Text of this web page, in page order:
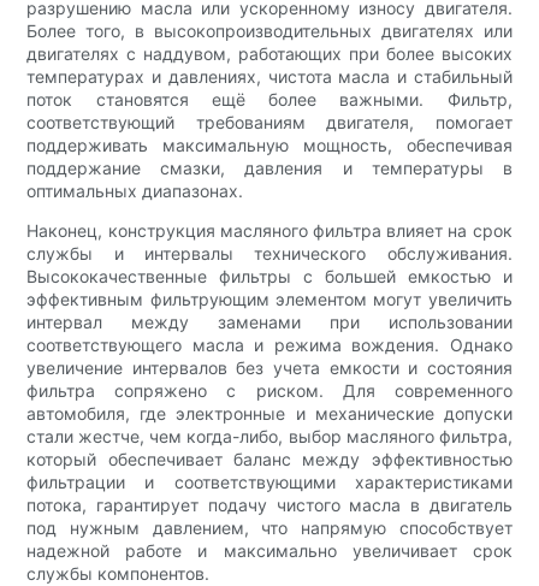
разрушению масла или ускоренному износу двигателя.
Более того, в высокопроизводительных двигателях или
двигателях с наддувом, работающих при более высоких
температурах и давлениях, чистота масла и стабильный
поток становятся ещё более важными. Фильтр,
соответствующий требованиям двигателя, помогает
поддерживать максимальную мощность, обеспечивая
поддержание смазки, давления и температуры в
оптимальных диапазонах.
Наконец, конструкция масляного фильтра влияет на срок
службы и интервалы технического обслуживания.
Высококачественные фильтры с большей емкостью и
эффективным фильтрующим элементом могут увеличить
интервал между заменами при использовании
соответствующего масла и режима вождения. Однако
увеличение интервалов без учета емкости и состояния
фильтра сопряжено с риском. Для современного
автомобиля, где электронные и механические допуски
стали жестче, чем когда-либо, выбор масляного фильтра,
который обеспечивает баланс между эффективностью
фильтрации и соответствующими характеристиками
потока, гарантирует подачу чистого масла в двигатель
под нужным давлением, что напрямую способствует
надежной работе и максимально увеличивает срок
службы компонентов.